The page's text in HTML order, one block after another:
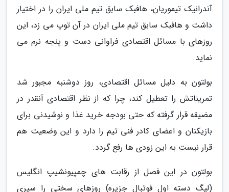
آندرانیک تیموریان، هافبک سابق تیم ملی ایران را در اختیار
داشت و هافبک سابق تیم ملی ایران در آن توپ می زد، این
روزهای با مسائل اقتصادی فراوانی دست و پنجه نرم می
نماید.
بولتون به دلیل مسائل اقتصادی، روز دوشنبه مجبور شد
تمریناتش را تعطیل کند، چرا که از نظر اقتصادی آنقدر در
مضیقه قرار گرفته که حتی بودجه خرید غذا و نوشیدنی برای
بازیکنان و اعضای کادر فنی تیم را دارد و این وضعیت هم
قرار نیست به این زودی ها رفع گردد.
بولتون در این فصل از رقابت های چمپیونشیپ انگلیس
(لیگ دسته اول فوتبال جزیره) روزهای سختی را سپری